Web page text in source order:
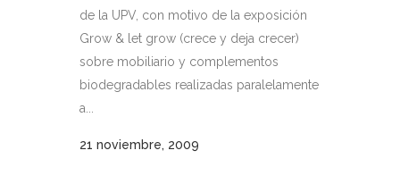
de la UPV, con motivo de la exposición
Grow & let grow (crece y deja crecer)
sobre mobiliario y complementos
biodegradables realizadas paralelamente
a...
21 noviembre, 2009